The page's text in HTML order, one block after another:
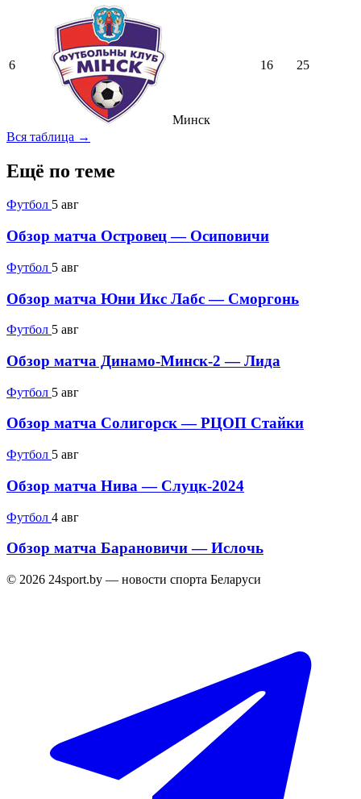
6
Минск
16 25
Вся таблица →
Ещё по теме
Футбол 5 авг
Обзор матча Островец — Осиповичи
Футбол 5 авг
Обзор матча Юни Икс Лабс — Сморгонь
Футбол 5 авг
Обзор матча Динамо-Минск-2 — Лида
Футбол 5 авг
Обзор матча Солигорск — РЦОП Стайки
Футбол 5 авг
Обзор матча Нива — Слуцк-2024
Футбол 4 авг
Обзор матча Барановичи — Ислочь
© 2026 24sport.by — новости спорта Беларуси